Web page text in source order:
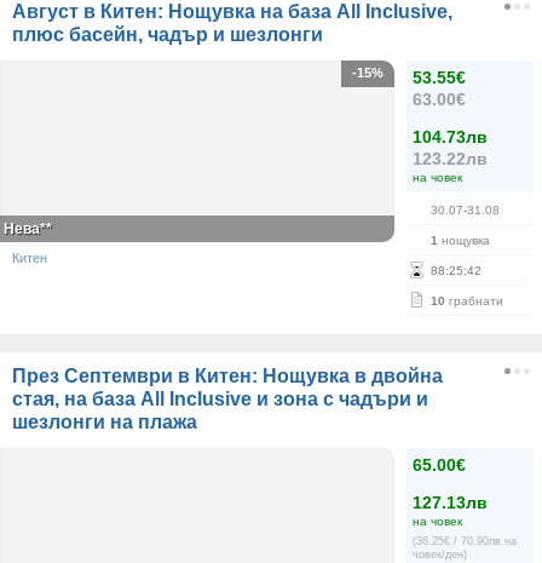
Август в Китен: Нощувка на база All Inclusive,
плюс басейн, чадър и шезлонги
53.55€
63.00€
104.73лв
123.22лв
на човек
30.07-31.08
1 нощувка
88:25:42
10 грабнати
-15%
Нева**
Китен
През Септември в Китен: Нощувка в двойна
стая, на база All Inclusive и зона с чадъри и
шезлонги на плажа
65.00€
127.13лв
на човек
(36.25€ / 70.90лв на
човек/ден)